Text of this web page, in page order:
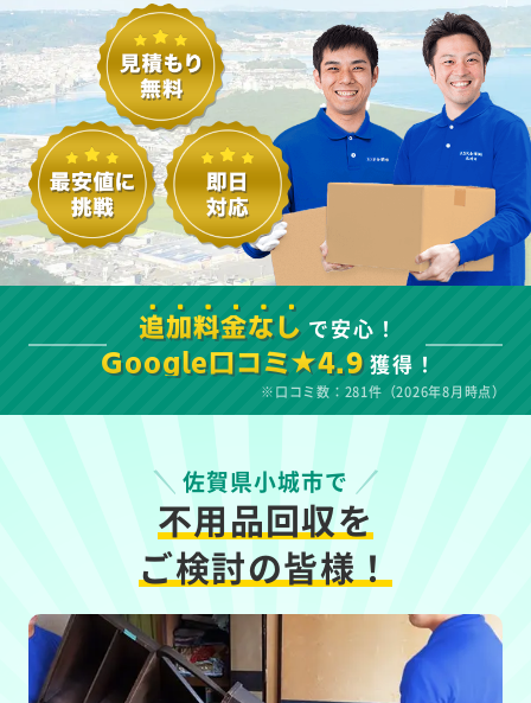
追加料金なし で安心！
Google口コミ★4.9 獲得！
※口コミ数：281件（2026年8月時点）
佐賀県小城市で
不用品回収を
ご検討の皆様！